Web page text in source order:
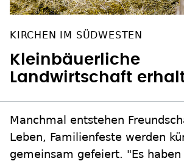
KIRCHEN IM SÜDWESTEN
Kleinbäuerliche
Landwirtschaft
Manchmal entstehen
Leben, Familienfeste werden
gemeinsam gefeiert. "Es haben